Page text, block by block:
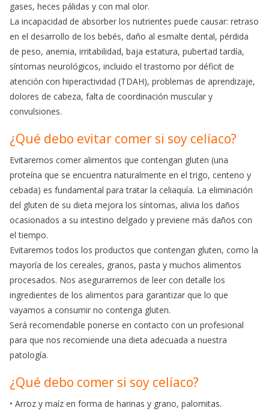
gases, heces pálidas y con mal olor.
La incapacidad de absorber los nutrientes puede causar: retraso
en el desarrollo de los bebés, daño al esmalte dental, pérdida
de peso, anemia, irritabilidad, baja estatura, pubertad tardía,
síntomas neurológicos, incluido el trastorno por déficit de
atención con hiperactividad (TDAH), problemas de aprendizaje,
dolores de cabeza, falta de coordinación muscular y
convulsiones.
¿Qué debo evitar comer si soy celíaco?
Evitaremos comer alimentos que contengan gluten (una
proteína que se encuentra naturalmente en el trigo, centeno y
cebada) es fundamental para tratar la celiaquía. La eliminación
del gluten de su dieta mejora los síntomas, alivia los daños
ocasionados a su intestino delgado y previene más daños con
el tiempo.
Evitaremos todos los productos que contengan gluten, como la
mayoría de los cereales, granos, pasta y muchos alimentos
procesados. Nos asegurarremos de leer con detalle los
ingredientes de los alimentos para garantizar que lo que
vayamos a consumir no contenga gluten.
Será recomendable ponerse en contacto con un profesional
para que nos recomiende una dieta adecuada a nuestra
patología.
¿Qué debo comer si soy celíaco?
• Arroz y maíz en forma de harinas y grano, palomitas.